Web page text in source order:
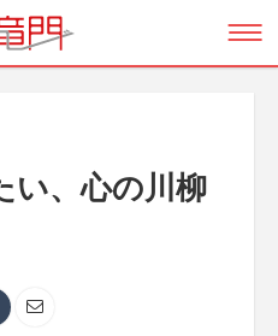
い、心の川柳